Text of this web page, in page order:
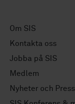
Om SIS
Kontakta oss
Jobba på SIS
Medlem
Nyheter och Press